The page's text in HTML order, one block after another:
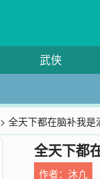
武侠
> 全天下都在脑补我是
全天下都
作者：沐凣